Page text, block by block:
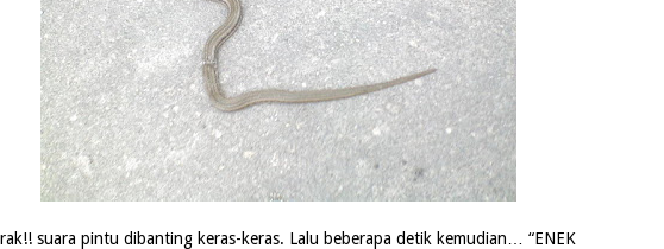
suara pintu dibanting keras-keras. Lalu beberapa detik kemudian… “ENEK